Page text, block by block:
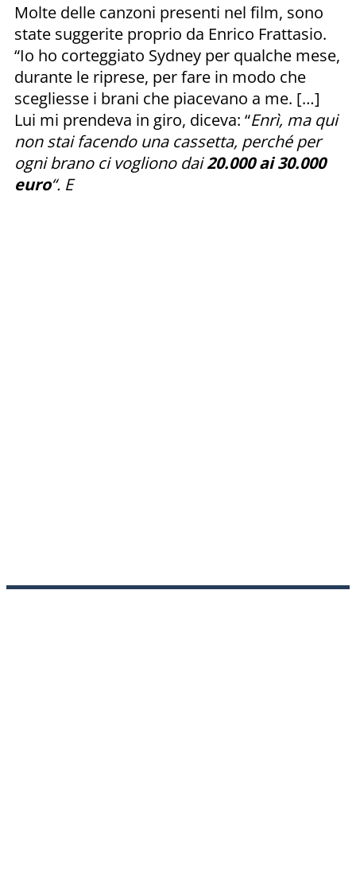
Molte delle canzoni presenti nel film, sono
state suggerite proprio da Enrico Frattasio.
“Io ho corteggiato Sydney per qualche mese,
durante le riprese, per fare in modo che
scegliesse i brani che piacevano a me. […]
Lui mi prendeva in giro, diceva: “Enrì, ma qui
non stai facendo una cassetta, perché per
ogni brano ci vogliono dai20.000 ai 30.000
euro“. E